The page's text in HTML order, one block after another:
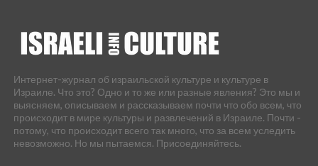
Интернет-журнал об израильской культуре и культуре в
Израиле. Что это? Одно и то же или разные явления? Это мы и
выясняем, описываем и рассказываем почти что обо всем, что
происходит в мире культуры и развлечений в Израиле. Почти -
потому, что происходит всего так много, что за всем уследить
невозможно. Но мы пытаемся. Присоединяйтесь.